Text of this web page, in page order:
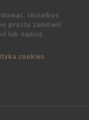
chciałbyś
prostu zamówić
lub napisz.
cookies